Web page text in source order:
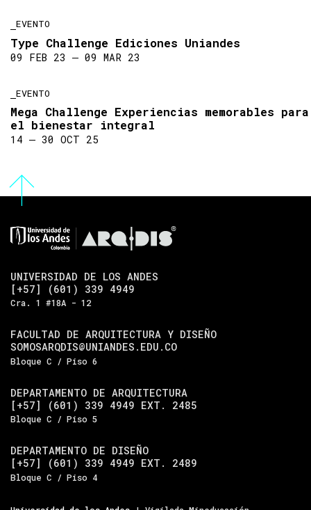
EVENTO
Type Challenge Ediciones Uniandes
09 FEB 23 ― 09 MAR 23
EVENTO
Mega Challenge Experiencias memorables para
el bienestar integral
14 ― 30 OCT 25
UNIVERSIDAD DE LOS ANDES
[+57] (601) 339 4949
Cra. 1 #18A - 12
FACULTAD DE ARQUITECTURA Y DISEÑO
SOMOSARQDIS@UNIANDES.EDU.CO
Bloque C / Piso 6
DEPARTAMENTO DE ARQUITECTURA
[+57] (601) 339 4949 EXT. 2485
Bloque C / Piso 5
DEPARTAMENTO DE DISEÑO
[+57] (601) 339 4949 EXT. 2489
Bloque C / Piso 4